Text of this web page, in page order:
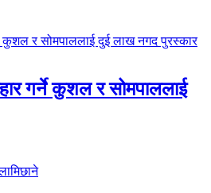
गर्ने कुशल र सोमपाललाई